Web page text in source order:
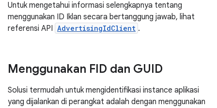
Untuk mengetahui informasi selengkapnya tentang
menggunakan ID Iklan secara bertanggung jawab, lihat
referensi API AdvertisingIdClient .
Menggunakan FID dan GUID
Solusi termudah untuk mengidentifikasi instance aplikasi
yang dijalankan di perangkat adalah dengan menggunakan